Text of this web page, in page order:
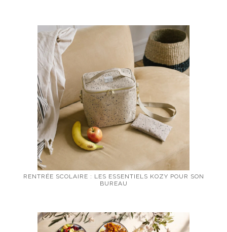
RENTRÉE SCOLAIRE : LES ESSENTIELS KOZY POUR SON
BUREAU